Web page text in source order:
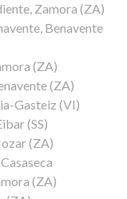
Zamora (ZA)
Benavente
(ZA)
(ZA)
Gasteiz (VI)
(SS)
(ZA)
(ZA)